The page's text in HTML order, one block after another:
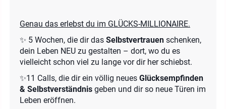
Genau das erlebst du im GLÜCKS-MILLIONAIRE.
✨ 5 Wochen, die dir das Selbstvertrauen schenken,
dein Leben NEU zu gestalten – dort, wo du es
vielleicht schon viel zu lange vor dir her schiebst.
✨11 Calls, die dir ein völlig neues Glücksempfinden
& Selbstverständnis geben und dir so neue Türen im
Leben eröffnen.